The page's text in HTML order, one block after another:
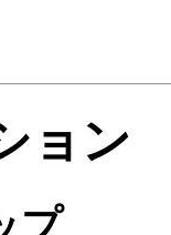
ョン
プ